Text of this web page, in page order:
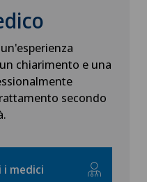
spalla
chiarimento e una
secondo
medici